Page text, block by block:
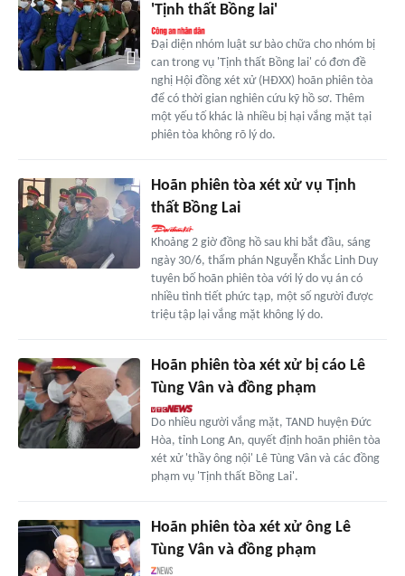
'Tịnh thất Bồng lai'
Đại diện nhóm luật sư bào chữa cho nhóm bị
can trong vụ 'Tịnh thất Bồng lai' có đơn đề
nghị Hội đồng xét xử (HĐXX) hoãn phiên tòa
để có thời gian nghiên cứu kỹ hồ sơ. Thêm
một yếu tố khác là nhiều bị hại vắng mặt tại
phiên tòa không rõ lý do.
Hoãn phiên tòa xét xử vụ Tịnh
thất Bồng Lai
Khoảng 2 giờ đồng hồ sau khi bắt đầu, sáng
ngày 30/6, thẩm phán Nguyễn Khắc Linh Duy
tuyên bố hoãn phiên tòa với lý do vụ án có
nhiều tình tiết phức tạp, một số người được
triệu tập lại vắng mặt không lý do.
Hoãn phiên tòa xét xử bị cáo Lê
Tùng Vân và đồng phạm
Do nhiều người vắng mặt, TAND huyện Đức
Hòa, tỉnh Long An, quyết định hoãn phiên tòa
xét xử 'thầy ông nội' Lê Tùng Vân và các đồng
phạm vụ 'Tịnh thất Bồng Lai'.
Hoãn phiên tòa xét xử ông Lê
Tùng Vân và đồng phạm